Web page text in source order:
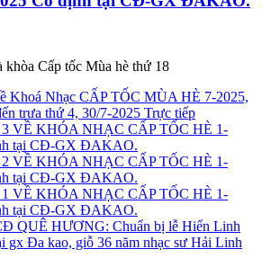
khòa Cấp tốc Mùa hè thứ 18
Khoá Nhạc CẤP TỐC MÙA HÈ 7-2025,
trưa thứ 4, 30/7-2025 Trực tiếp
VỀ KHÓA NHẠC CẤP TỐC HÈ 1-
tại CĐ-GX ĐAKAO.
VỀ KHÓA NHẠC CẤP TỐC HÈ 1-
tại CĐ-GX ĐAKAO.
VỀ KHÓA NHẠC CẤP TỐC HÈ 1-
tại CĐ-GX ĐAKAO.
QUÊ HƯƠNG: Chuẩn bị lễ Hiển Linh
gx Đa kao, giỗ 36 năm nhạc sư Hải Linh